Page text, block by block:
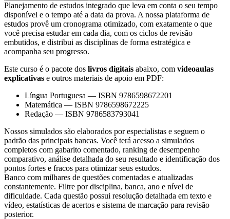
Planejamento de estudos integrado que leva em conta o seu tempo
disponível e o tempo até a data da prova. A nossa plataforma de
estudos provê um cronograma otimizado, com exatamente o que
você precisa estudar em cada dia, com os ciclos de revisão
embutidos, e distribui as disciplinas de forma estratégica e
acompanha seu progresso.
Este curso é o pacote dos livros digitais abaixo, com videoaulas
explicativas e outros materiais de apoio em PDF:
Língua Portuguesa — ISBN 9786598672201
Matemática — ISBN 9786598672225
Redação — ISBN 9786583793041
Nossos simulados são elaborados por especialistas e seguem o
padrão das principais bancas. Você terá acesso a simulados
completos com gabarito comentado, ranking de desempenho
comparativo, análise detalhada do seu resultado e identificação dos
pontos fortes e fracos para otimizar seus estudos.
Banco com milhares de questões comentadas e atualizadas
constantemente. Filtre por disciplina, banca, ano e nível de
dificuldade. Cada questão possui resolução detalhada em texto e
vídeo, estatísticas de acertos e sistema de marcação para revisão
posterior.